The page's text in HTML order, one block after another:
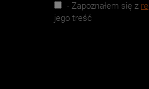
- Zapoznałem się z
jego treść